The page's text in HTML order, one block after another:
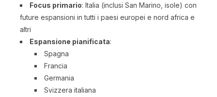
Focus primario: Italia (inclusi San Marino, isole) con
future espansioni in tutti i paesi europei e nord africa e
altri
Espansione pianificata:
Spagna
Francia
Germania
Svizzera italiana